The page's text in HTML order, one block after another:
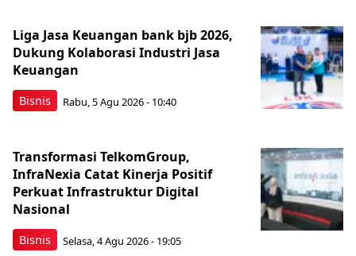
Bisnis
Liga Jasa Keuangan bank bjb 2026,
Dukung Kolaborasi Industri Jasa
Keuangan
Rabu, 5 Agu 2026 - 10:40
Bisnis
Transformasi TelkomGroup,
InfraNexia Catat Kinerja Positif
Perkuat Infrastruktur Digital
Nasional
Selasa, 4 Agu 2026 - 19:05